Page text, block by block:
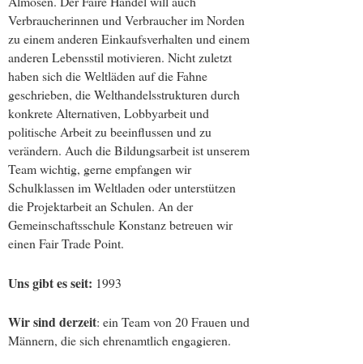
Verbraucherinnen und Verbraucher im Norden
zu einem anderen Einkaufsverhalten und einem
anderen Lebensstil motivieren. Nicht zuletzt
haben sich die Weltläden auf die Fahne
geschrieben, die Welthandelsstrukturen durch
konkrete Alternativen, Lobbyarbeit und
politische Arbeit zu beeinflussen und zu
verändern. Auch die Bildungsarbeit ist unserem
Team wichtig, gerne empfangen wir
Schulklassen im Weltladen oder unterstützen
die Projektarbeit an Schulen. An der
Gemeinschaftsschule Konstanz betreuen wir
einen Fair Trade Point.
Uns gibt es seit: 1993
Wir sind derzeit: ein Team von 20 Frauen und
Männern, die sich ehrenamtlich engagieren.